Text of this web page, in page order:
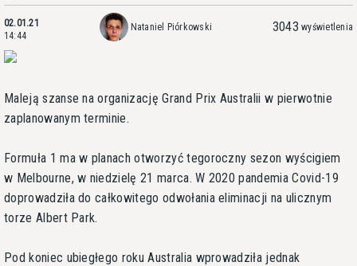
02.01.21
14:44
Nataniel Piórkowski 3043 wyświetlenia
Maleją szanse na organizację Grand Prix Australii w pierwotnie
zaplanowanym terminie.
Formuła 1 ma w planach otworzyć tegoroczny sezon wyścigiem
w Melbourne, w niedzielę 21 marca. W 2020 pandemia Covid-19
doprowadziła do całkowitego odwołania eliminacji na ulicznym
torze Albert Park.
Pod koniec ubiegłego roku Australia wprowadziła jednak